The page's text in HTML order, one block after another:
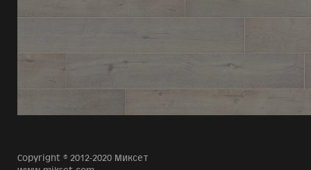
Copyright © 2012-2020 Миксет